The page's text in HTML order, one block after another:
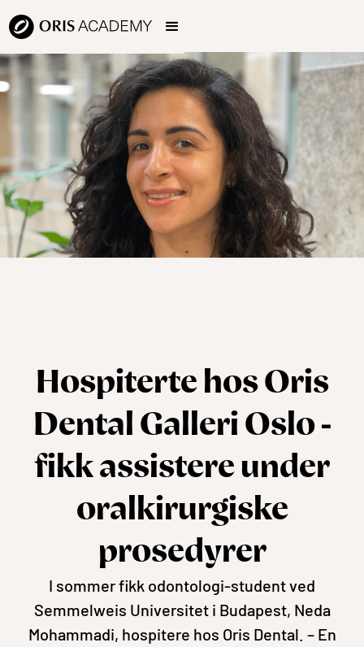
Hospiterte hos Oris
Dental Galleri Oslo -
fikk assistere under
oralkirurgiske
prosedyrer
I sommer fikk odontologi-student ved
Semmelweis Universitet i Budapest, Neda
Mohammadi, hospitere hos Oris Dental. – En